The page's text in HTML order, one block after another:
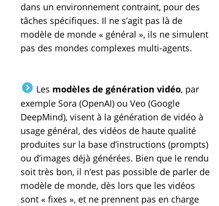
dans un environnement contraint, pour des
tâches spécifiques. Il ne s’agit pas là de
modèle de monde « général », ils ne simulent
pas des mondes complexes multi-agents.
Les modèles de génération vidéo, par
exemple Sora (OpenAI) ou Veo (Google
DeepMind), visent à la génération de vidéo à
usage général, des vidéos de haute qualité
produites sur la base d’instructions (prompts)
ou d’images déjà générées. Bien que le rendu
soit très bon, il n’est pas possible de parler de
modèle de monde, dès lors que les vidéos
sont « fixes », et ne prennent pas en charge